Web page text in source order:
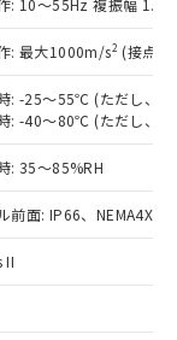
: 10～55Hz 複振幅
: 最大1000m/s2 (接点
: -25～55℃ (ただし、氷
: -40～80℃ (ただし、氷
: 35～85%RH
前面: IP66、NEMA4X,
II
格はお客
担当のオ
販売員に
社販売拠
をご確認
を当社の
または開
成サー
、I-Web
必要が
に対する
を超える意
予定
フタル酸ジ
ルベンジ
有害物
影響を
へお問
出されな
。
ミサイ
はその他
等に一切
販売する
容を当
社は、
者が違
合は、取
庫あり
につ
、ま
ン制御
ご確
況の
種